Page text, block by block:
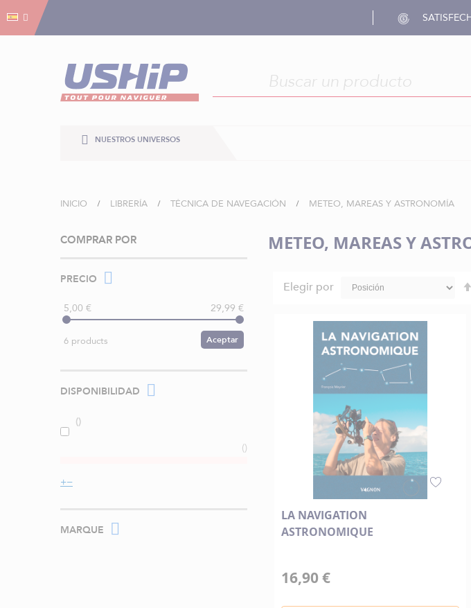
NUESTROS UNIVERSOS
INICIO LIBRERÍA TÉCNICA DE NAVEGACIÓN METEO, MAREAS Y ASTRONOMÍA
METEO, MAREAS Y
Elegir por
LA NAVIGATION
ASTRONOMIQUE
16,90 €
COMPRAR POR
PRECIO
5,00 € 29,99 €
6 products Aceptar
DISPONIBILIDAD
MARQUE
Gestión de cookies
Gestión de cookies